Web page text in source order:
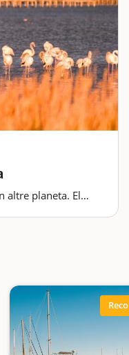
altre planeta. El